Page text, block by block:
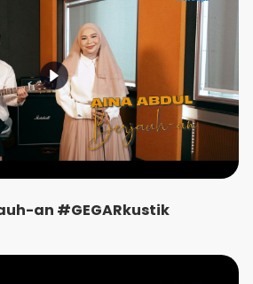
an #GEGARkustik